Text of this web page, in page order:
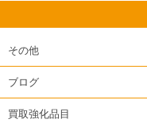
その他
ブログ
買取強化品目